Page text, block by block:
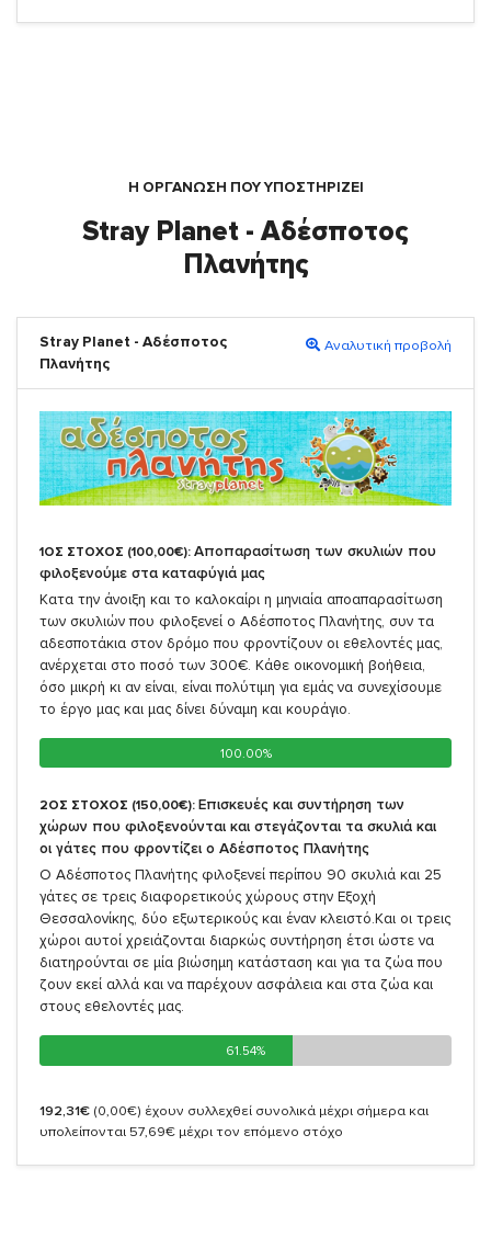
Η ΟΡΓΆΝΩΣΗ ΠΟΥ ΥΠΟΣΤΗΡΙΖΕΙ
Stray Planet - Αδέσποτος
Πλανήτης
Stray Planet - Αδέσποτος
Πλανήτης
Αναλυτική προβολή
1ΟΣ ΣΤΟΧΟΣ (100,00€): Αποπαρασίτωση των σκυλιών που
φιλοξενούμε στα καταφύγιά μας
Κατα την άνοιξη και το καλοκαίρι η μηνιαία αποαπαρασίτωση
των σκυλιών που φιλοξενεί ο Αδέσποτος Πλανήτης, συν τα
αδεσποτάκια στον δρόμο που φροντίζουν οι εθελοντές μας,
ανέρχεται στο ποσό των 300€. Κάθε οικονομική βοήθεια,
όσο μικρή κι αν είναι, είναι πολύτιμη για εμάς να συνεχίσουμε
το έργο μας και μας δίνει δύναμη και κουράγιο.
100.00%
100.00%
2ΟΣ ΣΤΟΧΟΣ (150,00€): Επισκευές και συντήρηση των
χώρων που φιλοξενούνται και στεγάζονται τα σκυλιά και
οι γάτες που φροντίζει ο Αδέσποτος Πλανήτης
Ο Αδέσποτος Πλανήτης φιλοξενεί περίπου 90 σκυλιά και 25
γάτες σε τρεις διαφορετικούς χώρους στην Εξοχή
Θεσσαλονίκης, δύο εξωτερικούς και έναν κλειστό.Και οι τρεις
χώροι αυτοί χρειάζονται διαρκώς συντήρηση έτσι ώστε να
διατηρούνται σε μία βιώσημη κατάσταση και για τα ζώα που
ζουν εκεί αλλά και να παρέχουν ασφάλεια και στα ζώα και
στους εθελοντές μας.
61.54%
61.54%
192,31€ (0,00€) έχουν συλλεχθεί συνολικά μέχρι σήμερα και
υπολείπονται 57,69€ μέχρι τον επόμενο στόχο